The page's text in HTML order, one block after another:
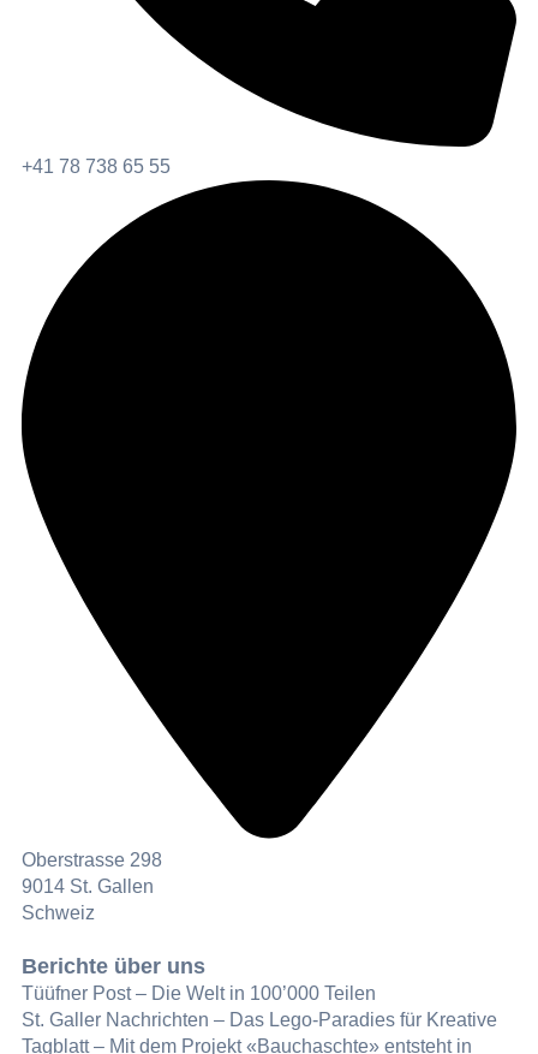
+41 78 738 65 55
Oberstrasse 298
9014 St. Gallen
Schweiz
Berichte über uns
Tüüfner Post – Die Welt in 100’000 Teilen
St. Galler Nachrichten – Das Lego-Paradies für Kreative
Tagblatt – Mit dem Projekt «Bauchaschte» entsteht in